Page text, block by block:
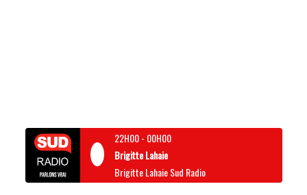
22H00- 00H00
Brigitte Lahaie
Brigitte Lahaie Sud Radio